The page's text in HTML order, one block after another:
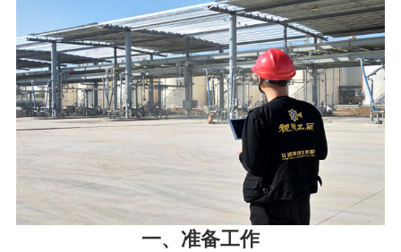
一、准备工作